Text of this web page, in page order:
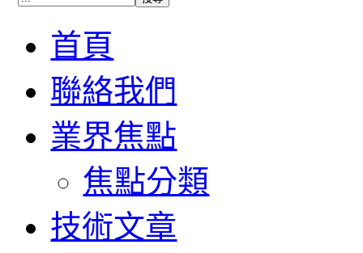
首頁
聯絡我們
業界焦點
焦點分類
技術文章